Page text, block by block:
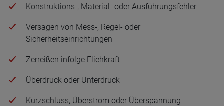
Konstruktions-, Material- oder Ausführungsfehler
Versagen von Mess-, Regel- oder
Sicherheitseinrichtungen
Zerreißen infolge Fliehkraft
Überdruck oder Unterdruck
Kurzschluss, Überstrom oder Überspannung